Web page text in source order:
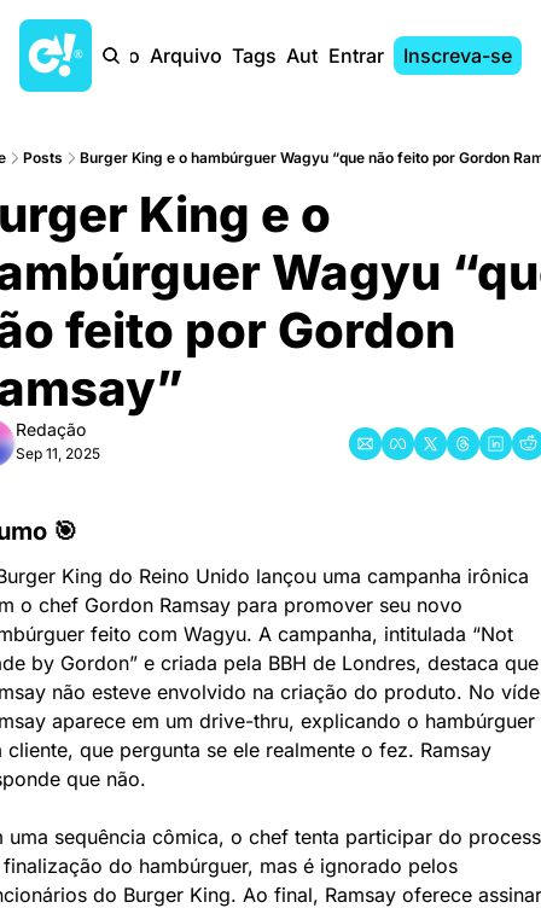
Início Arquivo Tags AutoresEntrar Inscreva-se
Posts Burger King e o hambúrguer Wagyu “que não feito por Gordon
King e o
Wagyu
feito por Gordon
Redação
Sep 11, 2025
🎯
King do Reino Unido lançou uma campanha irônica
o chef Gordon Ramsay para promover seu novo
feito com Wagyu. A campanha, intitulada “Not
by Gordon” e criada pela BBH de Londres, destaca que
não esteve envolvido na criação do produto. No
aparece em um drive-thru, explicando o hambúrguer
cliente, que pergunta se ele realmente o fez. Ramsay
que não.
uma sequência cômica, o chef tenta participar do
do hambúrguer, mas é ignorado pelos
do Burger King. Ao final, Ramsay oferece